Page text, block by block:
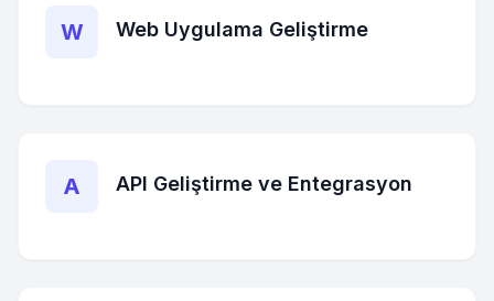
W Web Uygulama Geliştirme
A API Geliştirme ve Entegrasyon